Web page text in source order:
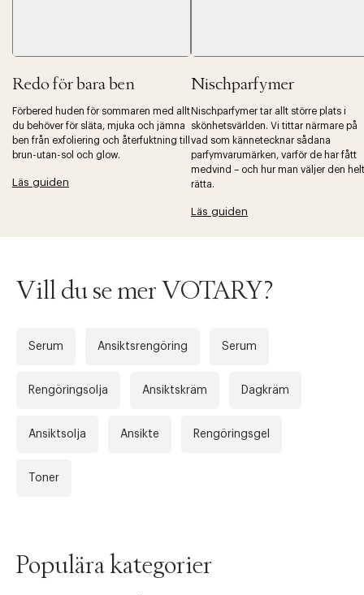
Redo för bara ben
Förbered huden för sommaren med allt
du behöver för släta, mjuka och jämna
ben från exfoliering och återfuktning till
brun-utan-sol och glow.
Läs guiden
Nischparfymer
Nischparfymer tar allt större plats i
skönhetsvärlden. Vi tittar närmare på
vad som kännetecknar sådana
parfymvarumärken, varför de har fått
medvind – och hur man väljer den helt
rätta.
Läs guiden
Tidigare
Vill du se mer VOTARY?
Serum Ansiktsrengöring Serum
Rengöringsolja Ansiktskräm Dagkräm
Ansiktsolja Ansikte Rengöringsgel
Toner
Populära kategorier